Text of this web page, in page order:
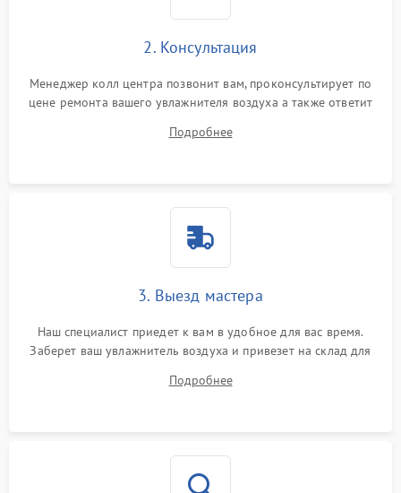
2. Консультация
Менеджер колл центра позвонит вам, проконсультирует по
цене ремонта вашего увлажнителя воздуха а также ответит
Подробнее
3. Выезд мастера
Наш специалист приедет к вам в удобное для вас время.
Заберет ваш увлажнитель воздуха и привезет на склад для
Подробнее